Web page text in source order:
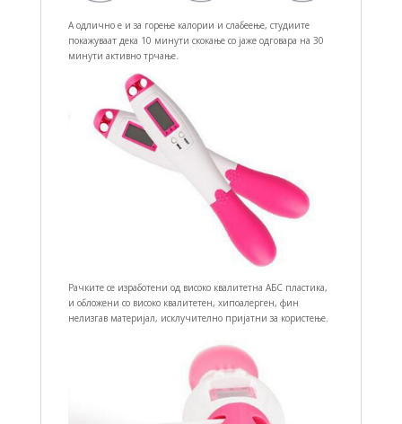
А одлично е и за горење калории и слабеење, студиите
покажуваат дека 10 минути скокање со јаже одговара на 30
минути активно трчање.
Рачките се изработени од високо квалитетна АБС пластика,
и обложени со високо квалитетен, хипоалерген, фин
нелизгав материјал, исклучително пријатни за користење.